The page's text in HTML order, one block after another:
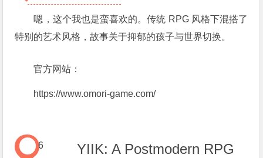
嗯，这个我也是蛮喜欢的。传统 RPG 风格下混搭了
特别的艺术风格，故事关于抑郁的孩子与世界切换。
官方网站：
https://www.omori-game.com/
6 YIIK: A Postmodern RPG